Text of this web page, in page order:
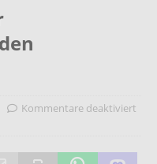
Kommentare deaktiviert